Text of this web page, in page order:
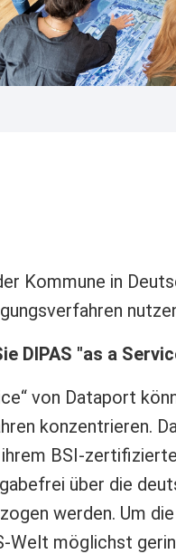
Kommune in
DIPAS "as a
von Dataport
konzentrieren.
ihrem BSI-
über die
werden. Um
Welt möglichst